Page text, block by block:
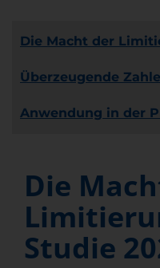
Die Macht der
Überzeugende
Anwendung in der
Die
Studie